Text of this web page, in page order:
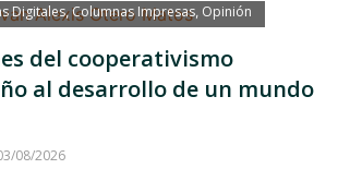
Digitales,Columnas Impresas Opinión
del cooperativismo
al desarrollo de un mundo
08/2026